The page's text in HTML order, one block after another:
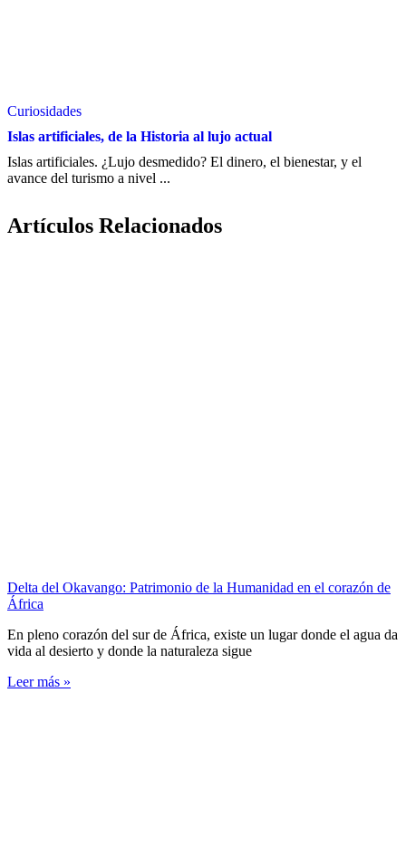
Curiosidades
Islas artificiales, de la Historia al lujo actual
Islas artificiales. ¿Lujo desmedido? El dinero, el bienestar, y el
avance del turismo a nivel ...
Artículos Relacionados
Delta del Okavango: Patrimonio de la Humanidad en el corazón de
África
En pleno corazón del sur de África, existe un lugar donde el agua da
vida al desierto y donde la naturaleza sigue
Leer más »